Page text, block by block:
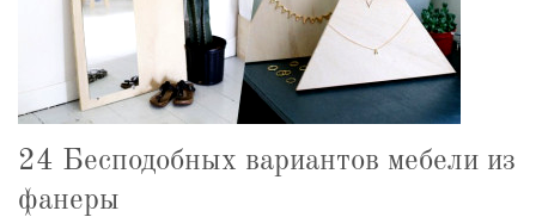
24 Бесподобных вариантов мебели из
фанеры